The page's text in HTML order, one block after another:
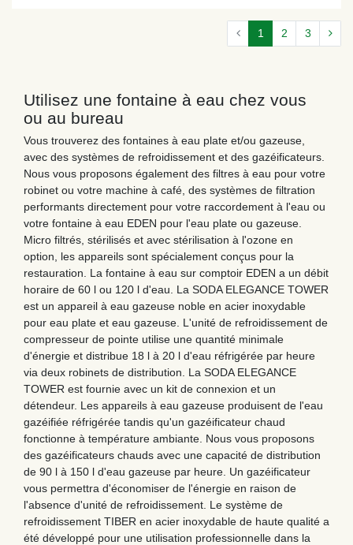
1 2 3
Utilisez une fontaine à eau chez vous
ou au bureau
Vous trouverez des fontaines à eau plate et/ou gazeuse,
avec des systèmes de refroidissement et des gazéificateurs.
Nous vous proposons également des filtres à eau pour votre
robinet ou votre machine à café, des systèmes de filtration
performants directement pour votre raccordement à l'eau ou
votre fontaine à eau EDEN pour l'eau plate ou gazeuse.
Micro filtrés, stérilisés et avec stérilisation à l'ozone en
option, les appareils sont spécialement conçus pour la
restauration. La fontaine à eau sur comptoir EDEN a un débit
horaire de 60 l ou 120 l d'eau. La SODA ELEGANCE TOWER
est un appareil à eau gazeuse noble en acier inoxydable
pour eau plate et eau gazeuse. L'unité de refroidissement de
compresseur de pointe utilise une quantité minimale
d'énergie et distribue 18 l à 20 l d'eau réfrigérée par heure
via deux robinets de distribution. La SODA ELEGANCE
TOWER est fournie avec un kit de connexion et un
détendeur. Les appareils à eau gazeuse produisent de l'eau
gazéifiée réfrigérée tandis qu'un gazéificateur chaud
fonctionne à température ambiante. Nous vous proposons
des gazéificateurs chauds avec une capacité de distribution
de 90 l à 150 l d'eau gazeuse par heure. Un gazéificateur
vous permettra d'économiser de l'énergie en raison de
l'absence d'unité de refroidissement. Le système de
refroidissement TIBER en acier inoxydable de haute qualité a
été développé pour une utilisation professionnelle dans la